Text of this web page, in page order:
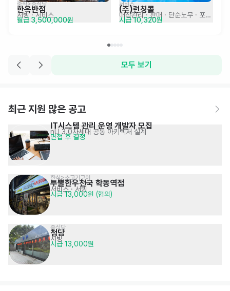
중식>중식당
한옥반점
서빙· 서비스
월급 3,500,000원
서비스
(주)런칭콜
매장관리 · 판매 · 단순노무 · 포장 · 물류
시급 10,320원
모두 보기
최근 지원 많은 공고
IT시스템 관리 운영 개발자 모집
nU 3.0차세대 공통 아키텍처 설계
면접 후 결정
한식>소고기구이
투뿔한우천국 학동역점
서비스· 서빙
시급 13,000원 (협의)
중식당
청담
서빙
시급 13,000원